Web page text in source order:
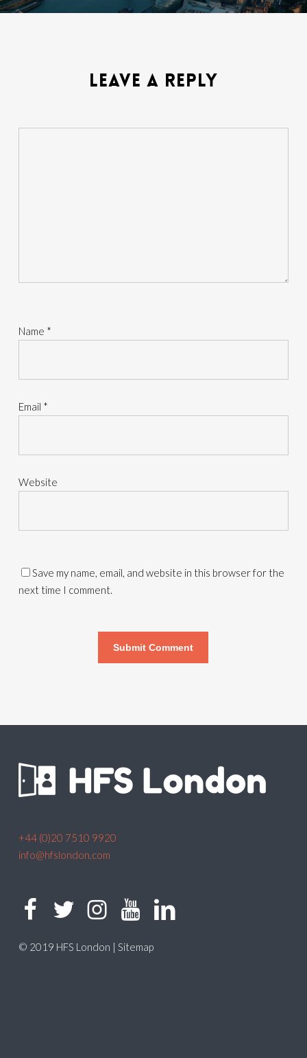
LEAVE A REPLY
Name *
Email *
Website
Save my name, email, and website in this browser for the
next time I comment.
+44 (0)20 7510 9920
info@hfslondon.com
© 2019 HFS London | Sitemap